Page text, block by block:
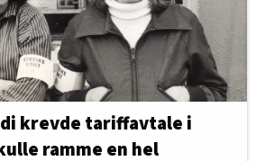
krevde tariffavtale i
ramme en hel